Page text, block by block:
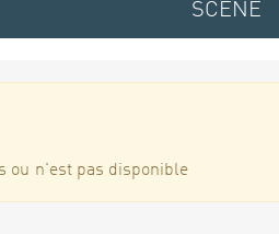
SCÈNE
ou n'est pas disponible